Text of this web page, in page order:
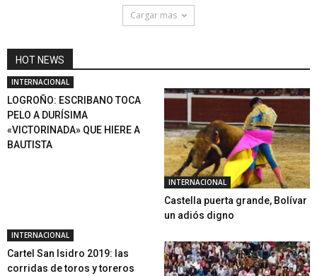
Cargar mas
HOT NEWS
INTERNACIONAL
LOGROÑO: ESCRIBANO TOCA
PELO A DURÍSIMA
«VICTORINADA» QUE HIERE A
BAUTISTA
INTERNACIONAL
Castella puerta grande, Bolívar
un adiós digno
INTERNACIONAL
Cartel San Isidro 2019: las
corridas de toros y toreros